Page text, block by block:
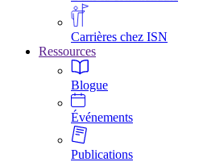
Carrières chez ISN
Ressources
Blogue
Événements
Publications